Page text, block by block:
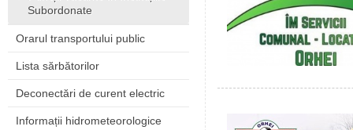
Subordonate
Orarul transportului public
Lista sărbătorilor
Deconectări de curent electric
Informații hidrometeorologice